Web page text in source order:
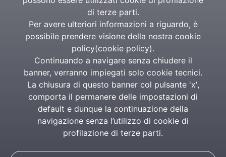
di terze parti.
Per avere ulteriori informazioni a riguardo, è
possibile prendere visione della nostra cookie
policy(cookie policy).
Continuando a navigare senza chiudere il
banner, verranno impiegati solo cookie tecnici.
La chiusura di questo banner col pulsante 'x',
comporta il permanere delle impostazioni di
default e dunque la continuazione della
navigazione senza l’utilizzo di cookie di
profilazione di terze parti.
Intelligenza Artificiale
per Gestione Risorse
Umane
Soluzioni AI basate sulla
normativa del lavoro italiana per
ottimizzare i processi
amministrativi e il payroll